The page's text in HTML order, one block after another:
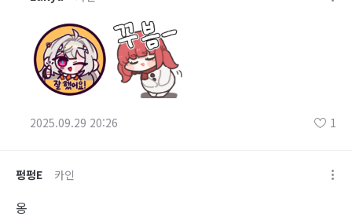
2025.09.29 20:26 1
펑펑E 카인
옹